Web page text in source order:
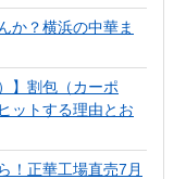
か？横浜の中華ま
】割包（カーポ
ットする理由とお
！正華工場直売7月